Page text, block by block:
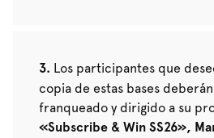
Los participantes que
copia de estas bases
franqueado y dirigido a su
«Subscribe & Win SS26»,